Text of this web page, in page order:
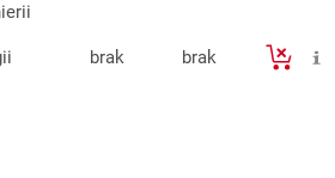
brak brak